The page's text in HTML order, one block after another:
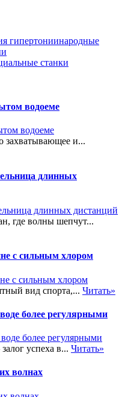
народные
станки
водоеме
захватывающее и...
длинных
где волны шепчут...
с сильным хлором
вид спорта,... Читать»
более регулярными
успеха в... Читать»
волнах